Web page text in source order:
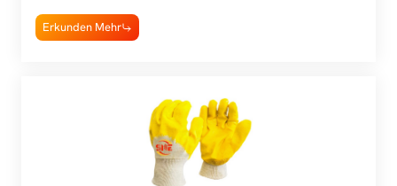
Erkunden Mehr